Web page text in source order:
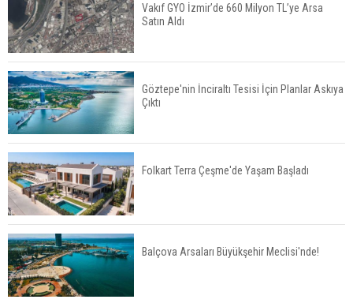
TOKİ 51 İlde 540 Konut ve İş Yerini Satışa
Sunuyor
Yatırımcıların Bina Tercihi Değişiyor: Dijital Altyapı
Öne Çıkıyor
TOKİ'nin Kiralık Sosyal Konut Modeli Kiraları
Düşürür Mü?
İkinci El Konut Fiyatları İspanya'da Bir Yılda
Vakıf GYO İzmir’de 660 Milyon TL’ye Arsa
Satın Aldı
Göztepe'nin İnciraltı Tesisi İçin Planlar Askıya
Çıktı
Folkart Terra Çeşme'de Yaşam Başladı
Balçova Arsaları Büyükşehir Meclisi'nde!